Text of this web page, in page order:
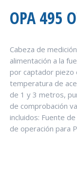
OPA 495
Cabeza de
alimentación a la
por captador piezo
temperatura de
de 1 y 3 metros,
de comprobación
incluidos: Fuente
de operación para